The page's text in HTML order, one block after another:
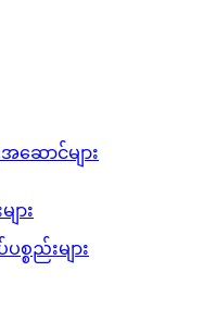
ဆောင်များ
ား
စည်းများ